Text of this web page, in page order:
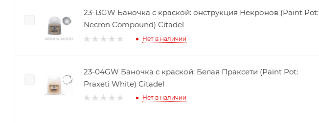
23-13GW Баночка с краской: онструкция Некронов (Paint Pot:
Necron Compound) Citadel
Нет в наличии
23-04GW Баночка с краской: Белая Праксети (Paint Pot:
Praxeti White) Citadel
Нет в наличии